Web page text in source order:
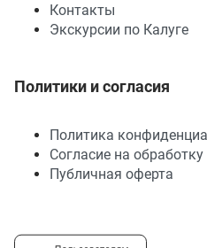
Контакты
Экскурсии по Калуге
Политики и согласия
Политика
Согласие на
Публичная оферта